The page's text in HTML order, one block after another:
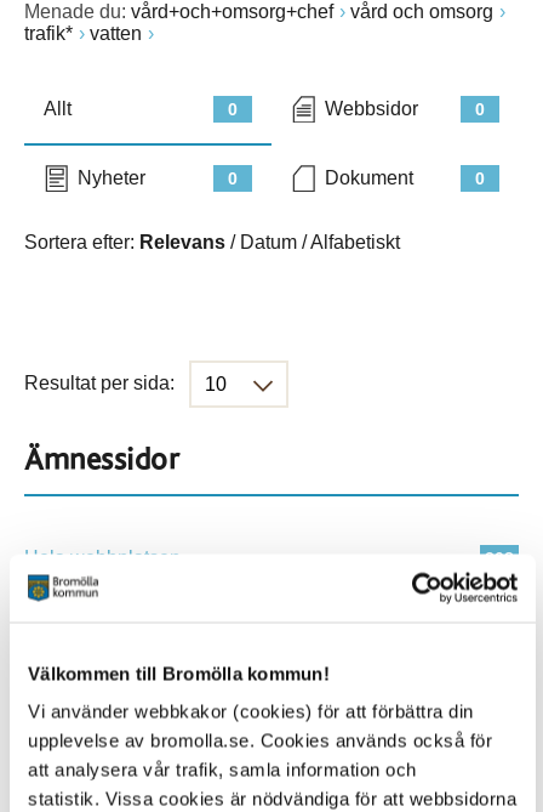
Välkommen till Bromölla kommun!
Vi använder webbkakor (cookies) för att förbättra din
upplevelse av bromolla.se. Cookies används också för
att analysera vår trafik, samla information och
statistik. Vissa cookies är nödvändiga för att webbsidorna
Menade du: vård+och+omsorg+chef
vård och omsorg
trafik*
vatten
0
Allt 0
Webbsidor
0
Nyheter 0
Dokument
Sortera efter: Relevans / Datum /Alfabetiskt
Resultat per sida:
Ämnessidor
308
Hela webbplatsen
308
Alla platser